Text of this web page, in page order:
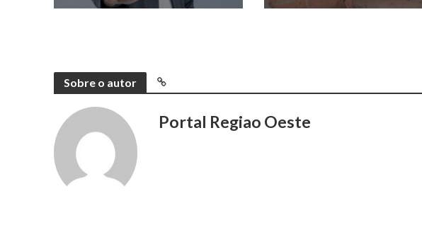
Sobre o autor
Portal Regiao Oeste